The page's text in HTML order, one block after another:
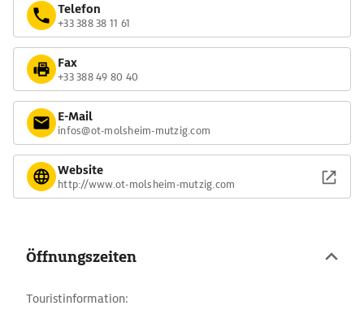
Telefon
+33 388 38 11 61
Fax
+33 388 49 80 40
E-Mail
infos@ot-molsheim-mutzig.com
Website
http://www.ot-molsheim-mutzig.com
Öffnungszeiten
Touristinformation: